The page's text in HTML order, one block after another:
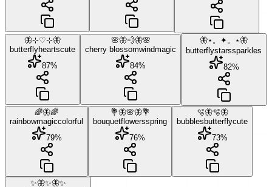
🦋⊹♡⊹🦋
butterflyheartscute
87%
🌸🦋💨🦋🌸
cherry blossomwindmagic
84%
🦋⋆。✦。⋆🦋
butterflystarssparkles
82%
🌈🦋🌈
rainbowmagiccolorful
79%
💐🦋🌸🦋💐
bouquetflowersspring
76%
🫧🦋🫧🦋
bubbles butterflycute
73%
✨🦋✨🦋✨